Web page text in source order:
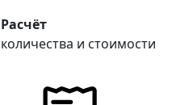
Расчёт
количества и стоимости